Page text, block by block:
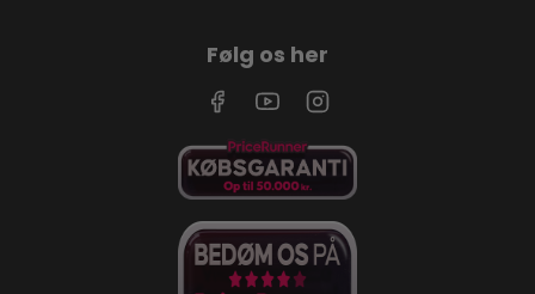
Følg os her